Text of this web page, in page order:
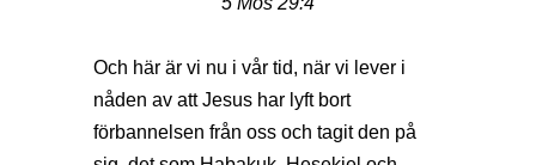
Och här är vi nu i vår tid, när vi lever i
nåden av att Jesus har lyft bort
förbannelsen från oss och tagit den på